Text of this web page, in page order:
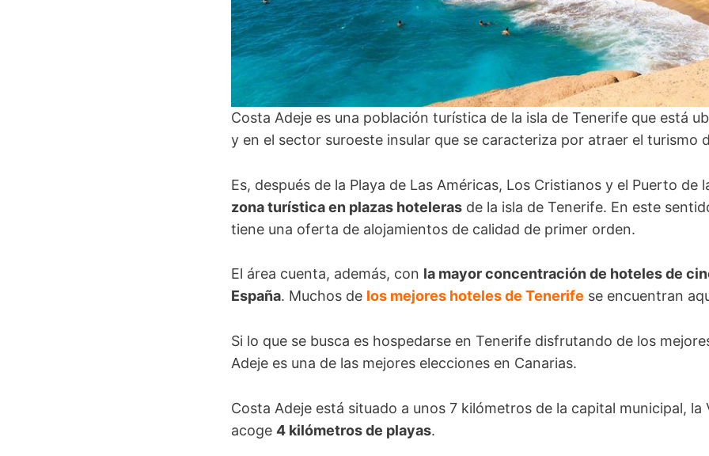
Costa Adeje es una población turística de la isla de Tenerife que está
y en el sector suroeste insular que se caracteriza por atraer el turismo
Es, después de la Playa de Las Américas, Los Cristianos y el Puerto de
zona turística en plazas hoteleras de la isla de Tenerife. En este
tiene una oferta de alojamientos de calidad de primer orden.
El área cuenta, además, con la mayor concentración de hoteles de
España. Muchos de los mejores hoteles de Tenerife se encuentran
Si lo que se busca es hospedarse en Tenerife disfrutando de los
Adeje es una de las mejores elecciones en Canarias.
Costa Adeje está situado a unos 7 kilómetros de la capital municipal, la
acoge 4 kilómetros de playas.